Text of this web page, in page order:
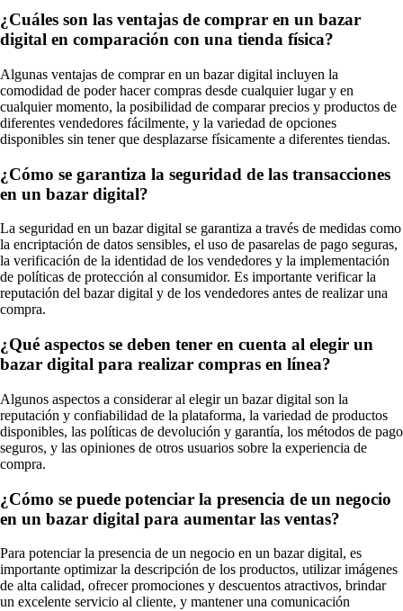
¿Cuáles son las ventajas de comprar en un bazar
digital en comparación con una tienda física?
Algunas ventajas de comprar en un bazar digital incluyen la
comodidad de poder hacer compras desde cualquier lugar y en
cualquier momento, la posibilidad de comparar precios y productos de
diferentes vendedores fácilmente, y la variedad de opciones
disponibles sin tener que desplazarse físicamente a diferentes tiendas.
¿Cómo se garantiza la seguridad de las transacciones
en un bazar digital?
La seguridad en un bazar digital se garantiza a través de medidas como
la encriptación de datos sensibles, el uso de pasarelas de pago seguras,
la verificación de la identidad de los vendedores y la implementación
de políticas de protección al consumidor. Es importante verificar la
reputación del bazar digital y de los vendedores antes de realizar una
compra.
¿Qué aspectos se deben tener en cuenta al elegir un
bazar digital para realizar compras en línea?
Algunos aspectos a considerar al elegir un bazar digital son la
reputación y confiabilidad de la plataforma, la variedad de productos
disponibles, las políticas de devolución y garantía, los métodos de pago
seguros, y las opiniones de otros usuarios sobre la experiencia de
compra.
¿Cómo se puede potenciar la presencia de un negocio
en un bazar digital para aumentar las ventas?
Para potenciar la presencia de un negocio en un bazar digital, es
importante optimizar la descripción de los productos, utilizar imágenes
de alta calidad, ofrecer promociones y descuentos atractivos, brindar
un excelente servicio al cliente, y mantener una comunicación